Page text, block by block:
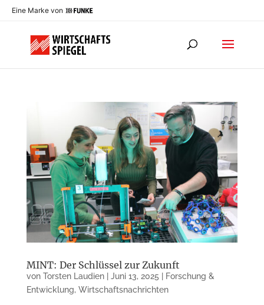
Eine Marke von
MINT: Der Schlüssel zur Zukunft
von Torsten Laudien| Juni 13, 2025
Forschung &
Entwicklung, Wirtschaftsnachrichten